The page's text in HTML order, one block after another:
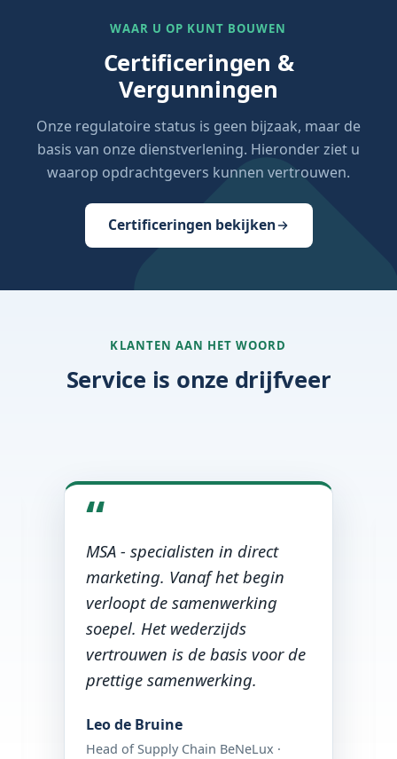
WAAR U OP KUNT BOUWEN
Certificeringen &
Vergunningen
Onze regulatoire status is geen bijzaak, maar de
basis van onze dienstverlening. Hieronder ziet u
waarop opdrachtgevers kunnen vertrouwen.
Certificeringen bekijken
KLANTEN AAN HET WOORD
Service is onze drijfveer
“
MSA - specialisten in direct
marketing. Vanaf het begin
verloopt de samenwerking
soepel. Het wederzijds
vertrouwen is de basis voor de
prettige samenwerking.
Leo de Bruine
Head of Supply Chain BeNeLux ·